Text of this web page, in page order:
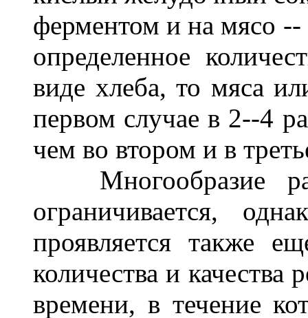
ферментом и на мясо --
определенное
виде хлеба, то мяса
первом случае в 2--4
чем во втором и в
Многообразие
ограничивается,
проявляется также
количества и качества
времени, в течение